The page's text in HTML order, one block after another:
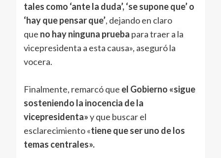
tales como ‘ante la duda’, ‘se supone que’ o
‘hay que pensar que’, dejando en claro
que no hay ninguna prueba para traer a la
vicepresidenta a esta causa», aseguró la
vocera.
Finalmente, remarcó que el Gobierno «sigue
sosteniendo la inocencia de la
vicepresidenta»y que buscar el
esclarecimiento «tiene que ser uno de los
temas centrales».